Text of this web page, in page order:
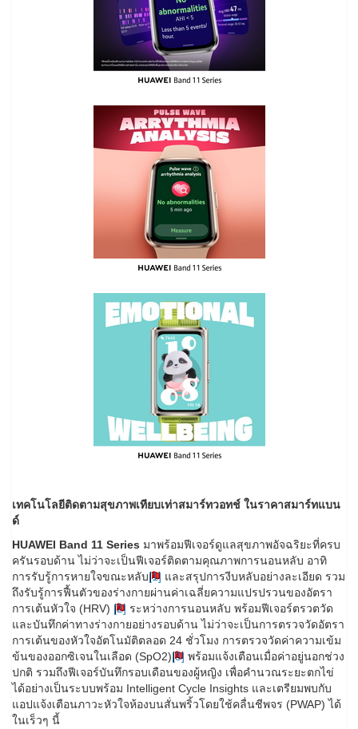
เทคโนโลยีติดตามสุขภาพเทียบเท่าสมาร์ทวอทช์ ในราคาสมาร์ทแบน
ด์
HUAWEI Band 11 Series มาพร้อมฟีเจอร์ดูแลสุขภาพอัจฉริยะที่ครบ
ครันรอบด้าน ไม่ว่าจะเป็นฟีเจอร์ติดตามคุณภาพการนอนหลับ อาทิ
การรับรู้การหายใจขณะหลับ[1] และสรุปการงีบหลับอย่างละเอียด รวม
ถึงรับรู้การฟื้นตัวของร่างกายผ่านค่าเฉลี่ยความแปรปรวนของอัตรา
การเต้นหัวใจ (HRV) [2] ระหว่างการนอนหลับ พร้อมฟีเจอร์ตรวตวัด
และบันทึกค่าทางร่างกายอย่างรอบด้าน ไม่ว่าจะเป็นการตรวจวัดอัตรา
การเต้นของหัวใจอัตโนมัติตลอด 24 ชั่วโมง การตรวจวัดค่าความเข้ม
ข้นของออกซิเจนในเลือด (SpO2)[3] พร้อมแจ้งเตือนเมื่อค่าอยู่นอกช่วง
ปกติ รวมถึงฟีเจอร์บันทึกรอบเดือนของผู้หญิง เพื่อคำนวณระยะตกไข่
ได้อย่างเป็นระบบพร้อม Intelligent Cycle Insights และเตรียมพบกับ
แอปแจ้งเตือนภาวะหัวใจห้องบนสั่นพริ้วโดยใช้คลื่นชีพจร (PWAP) ได้
ในเร็วๆ นี้